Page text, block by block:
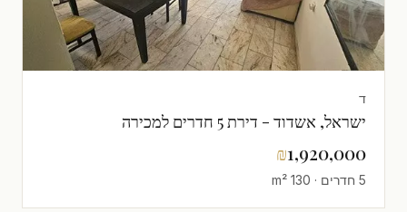
ד
ישראל, אשדוד - דירת 5 חדרים למכירה
₪1,920,000
5 חדרים · 130 m²